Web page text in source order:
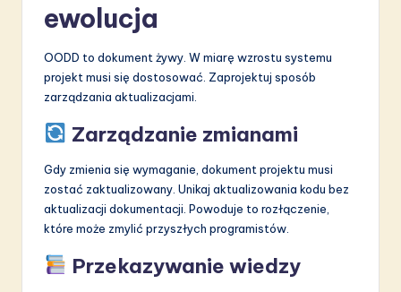
ewolucja
OODD to dokument żywy. W miarę wzrostu systemu
projekt musi się dostosować. Zaprojektuj sposób
zarządzania aktualizacjami.
Zarządzanie zmianami
Gdy zmienia się wymaganie, dokument projektu musi
zostać zaktualizowany. Unikaj aktualizowania kodu bez
aktualizacji dokumentacji. Powoduje to rozłączenie,
które może zmylić przyszłych programistów.
Przekazywanie wiedzy